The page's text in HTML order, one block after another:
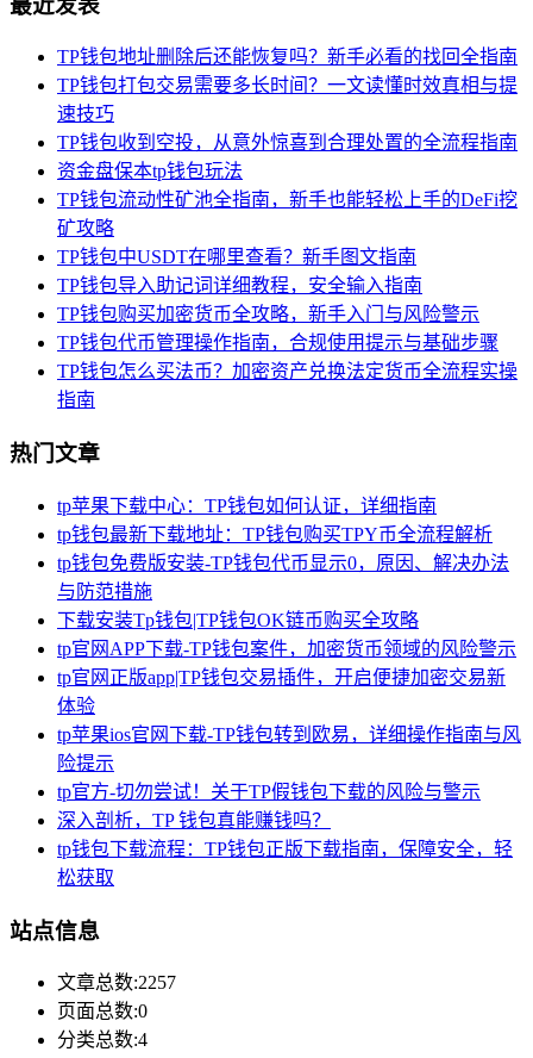
TP钱包地址删除后还能恢复吗？新手必看的找回全指南
TP钱包打包交易需要多长时间？一文读懂时效真相与提
速技巧
TP钱包收到空投，从意外惊喜到合理处置的全流程指南
资金盘保本tp钱包玩法
TP钱包流动性矿池全指南，新手也能轻松上手的DeFi挖
矿攻略
TP钱包中USDT在哪里查看？新手图文指南
TP钱包导入助记词详细教程，安全输入指南
TP钱包购买加密货币全攻略，新手入门与风险警示
TP钱包代币管理操作指南，合规使用提示与基础步骤
TP钱包怎么买法币？加密资产兑换法定货币全流程实操
指南
热门文章
tp苹果下载中心：TP钱包如何认证，详细指南
tp钱包最新下载地址：TP钱包购买TPY币全流程解析
tp钱包免费版安装-TP钱包代币显示0，原因、解决办法
与防范措施
下载安装Tp钱包|TP钱包OK链币购买全攻略
tp官网APP下载-TP钱包案件，加密货币领域的风险警示
tp官网正版app|TP钱包交易插件，开启便捷加密交易新
体验
tp苹果ios官网下载-TP钱包转到欧易，详细操作指南与风
险提示
tp官方-切勿尝试！关于TP假钱包下载的风险与警示
深入剖析，TP 钱包真能赚钱吗？
tp钱包下载流程：TP钱包正版下载指南，保障安全，轻
松获取
站点信息
文章总数:2257
页面总数:0
分类总数:4